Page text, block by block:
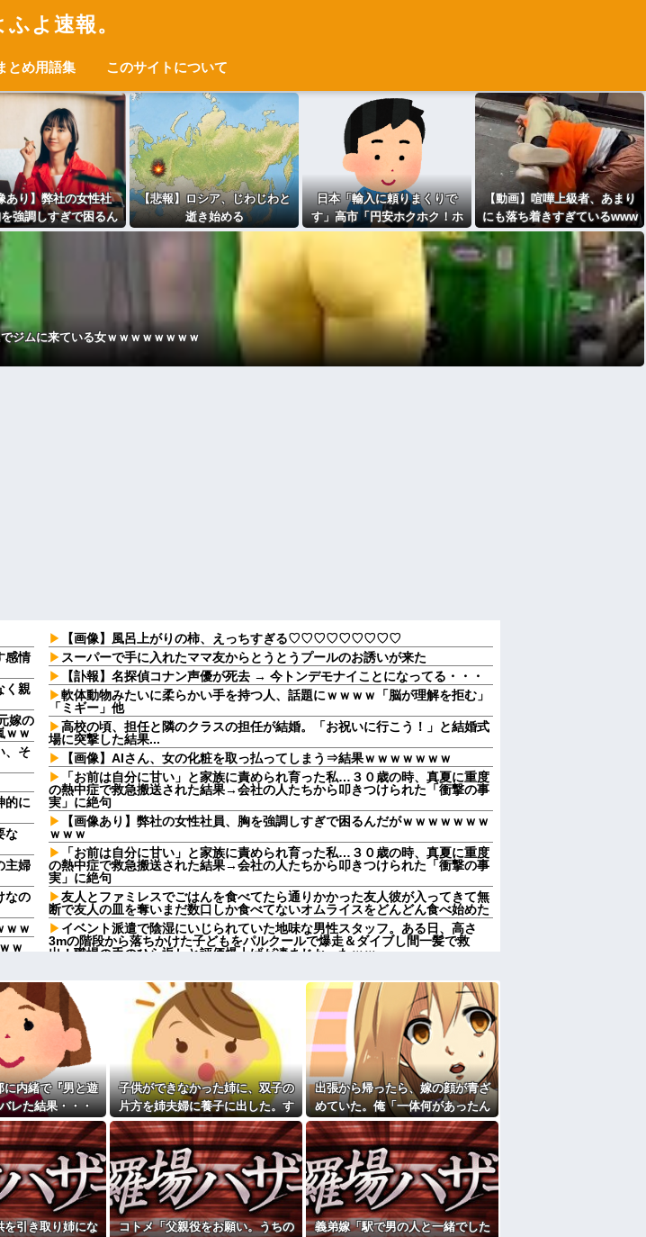
よ速報。
とめ用語集 このサイトについて
あり】弊社の女性社
強調しすぎで困るん
ｗｗｗｗｗｗｗｗｗ
【悲報】ロシア、じわじわと
逝き始める
日本「輸入に頼りまくりで
す」高市「円安ホクホク！ホ
クホクゥ！」←
【動画】喧嘩上級者、あまり
にも落ち着きすぎているwww
wwwww
ジムに来ている女ｗｗｗｗｗｗｗｗ
感情
く親
嫁の
ｗｗ
、そ
的に
な
主婦
なの
ｗｗ
ｗ
っち
な
これ
ツは
自...
ｗｗ
あっ
」結
【画像】風呂上がりの柿、えっちすぎる♡♡♡♡♡♡♡♡♡
スーパーで手に入れたママ友からとうとうプールのお誘いが来た
【訃報】名探偵コナン声優が死去 → 今トンデモナイことになってる・・・
軟体動物みたいに柔らかい手を持つ人、話題にｗｗｗｗ「脳が理解を拒む」
「ミギー」他
高校の頃、担任と隣のクラスの担任が結婚。「お祝いに行こう！」と結婚式
場に突撃した結果...
【画像】AIさん、女の化粧を取っ払ってしまう⇒結果ｗｗｗｗｗｗｗ
「お前は自分に甘い」と家族に責められ育った私…３０歳の時、真夏に重度
の熱中症で救急搬送された結果→会社の人たちから叩きつけられた「衝撃の事
実」に絶句
【画像あり】弊社の女性社員、胸を強調しすぎで困るんだがｗｗｗｗｗｗｗ
ｗｗｗ
「お前は自分に甘い」と家族に責められ育った私…３０歳の時、真夏に重度
の熱中症で救急搬送された結果→会社の人たちから叩きつけられた「衝撃の事
実」に絶句
友人とファミレスでごはんを食べてたら通りかかった友人彼が入ってきて無
断で友人の皿を奪いまだ数口しか食べてないオムライスをどんどん食べ始めた
イベント派遣で陰湿にいじられていた地味な男性スタッフ。ある日、高さ
3mの階段から落ちかけた子どもをパルクールで爆走＆ダイブし間一髪で救
出！職場の手のひら返しと評価爆上げが凄まじかったｗｗ
婚届がありました
「今思えばなんであんなに夢中になったんやろ…」と思うコンテンツ
【画像】思わず保存したくなる「笑える画像・最高な画像」貼っていけｗｗ
ｗｗｗ
【修羅場】不妊と判明した夫、前妻の娘に「実の子じゃない！」と訴えた結
果ｗｗｗｗ
33歳くらいから太ったせいか加齢で＊が緩んだのかチョビッと漏れるように
なった
相手がどんなパイプ持っているかも知れないのに…
高校３年生の女です。家が嫌いすぎて家を出て現在養護施設で暮らしていま
す
旦那の祖父が亡くなった。私「エプロン持って行った方がいいよね」旦那
「余計な出費すんな。そんなもん買うなら今後一切金を出さねぇぞ」私「え
っ…」
主な税金の成り立ちを調べてみたよ
に内緒で『男と遊
レた結果・・・
子供ができなかった姉に、双子の
片方を姉夫婦に養子に出した。す
ると、養子に出した子がすごく礼
儀正しくてビックリ
出張から帰ったら、嫁の顔が青ざ
めていた。俺「一体何があったん
だ？」嫁「…」→子供たちに話を
聞くと…
を引き取り姉にな
コトメ「父親役をお願い。うちの
義弟嫁「駅で男の人と一緒でした